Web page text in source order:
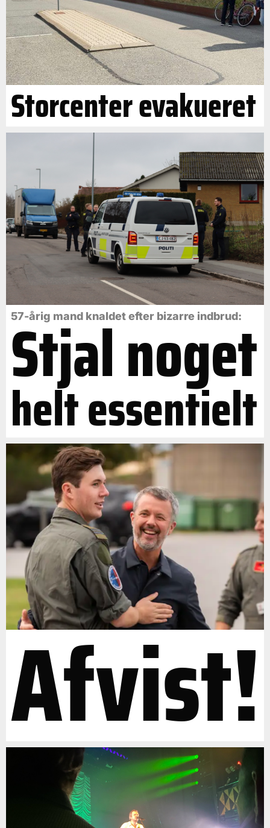
Storcenter evakueret
57-årig mand knaldet efter bizarre indbrud:
Stjal noget
helt essentielt
Afvist!